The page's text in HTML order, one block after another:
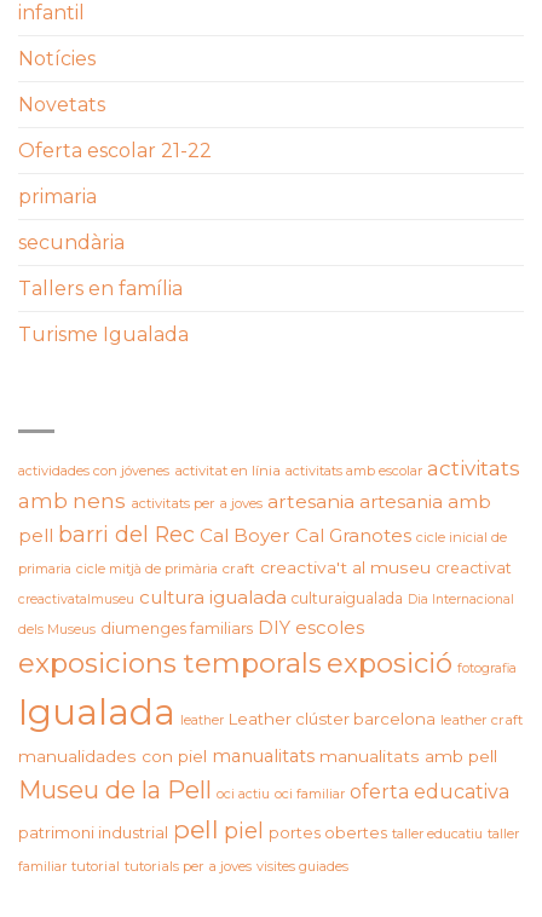
infantil
Notícies
Novetats
Oferta escolar 21-22
primaria
secundària
Tallers en família
Turisme Igualada
actividades con jóvenes activitat en línia activitats amb escolar activitats
amb nens activitats per a joves artesania artesania amb
pell barri del Rec Cal Boyer Cal Granotes cicle inicial de
primaria cicle mitjà de primària craft creactiva't al museu creactivat
creactivatalmuseu cultura igualada culturaigualada Dia Internacional
dels Museus diumenges familiars DIY escoles
exposicions temporals exposició fotografia
Igualada leather Leather clúster barcelona leather craft
manualidades con piel manualitats manualitats amb pell
Museu de la Pell oci actiu oci familiar oferta educativa
patrimoni industrial pell piel portes obertes taller educatiu taller
familiar tutorial tutorials per a joves visites guiades